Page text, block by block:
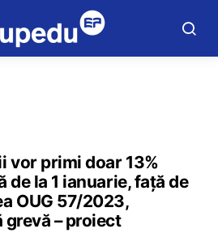
vor primi doar 13%
de la 1 ianuarie, față de
OUG 57/2023,
– proiect